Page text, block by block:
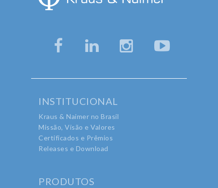
INSTITUCIONAL
Kraus & Naimer no Brasil
Missão, Visão e Valores
Certificados e Prêmios
Releases e Download
PRODUTOS